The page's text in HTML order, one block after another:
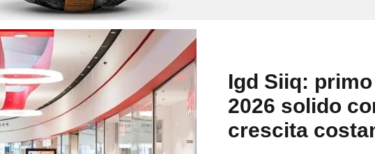
Igd Siiq:
2026 solido
crescita